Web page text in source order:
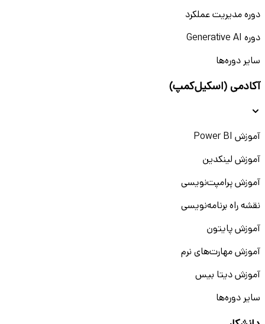
دوره مدیریت عملکرد
دوره Generative AI
سایر دوره‌ها
آکادمی (اسکیل‌کمپ)
آموزش Power BI
آموزش لینکدین
آموزش پرامپت‌نویسی
نقشه راه برنامه‌نویسی
آموزش پایتون
آموزش مهارت‌های نرم
آموزش دیتا بیس
سایر دوره‌ها